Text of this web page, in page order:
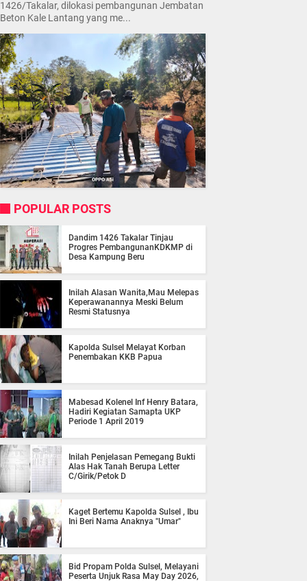
1426/Takalar, dilokasi pembangunan Jembatan
Beton Kale Lantang yang me...
POPULAR POSTS
Dandim 1426 Takalar Tinjau
Progres PembangunanKDKMP di
Desa Kampung Beru
Inilah Alasan Wanita,Mau Melepas
Keperawanannya Meski Belum
Resmi Statusnya
Kapolda Sulsel Melayat Korban
Penembakan KKB Papua
Mabesad Kolenel Inf Henry Batara,
Hadiri Kegiatan Samapta UKP
Periode 1 April 2019
Inilah Penjelasan Pemegang Bukti
Alas Hak Tanah Berupa Letter
C/Girik/Petok D
Kaget Bertemu Kapolda Sulsel , Ibu
Ini Beri Nama Anaknya "Umar"
Bid Propam Polda Sulsel, Melayani
Peserta Unjuk Rasa May Day 2026,